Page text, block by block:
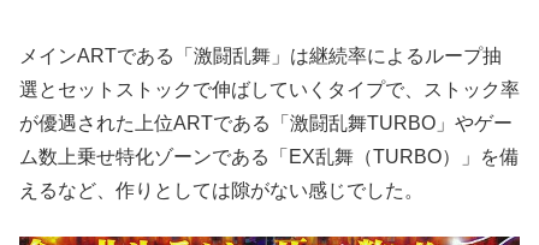
メインARTである「激闘乱舞」は継続率によるループ抽
選とセッ トストックで伸ばしていくタイプで、
ストック率
が優遇された上位ARTである「激闘乱舞TURBO」 やゲー
ム数上乗せ特化ゾーンである「EX乱舞（TURBO）」
を備
えるなど、作りとしては隙がない感じでした。